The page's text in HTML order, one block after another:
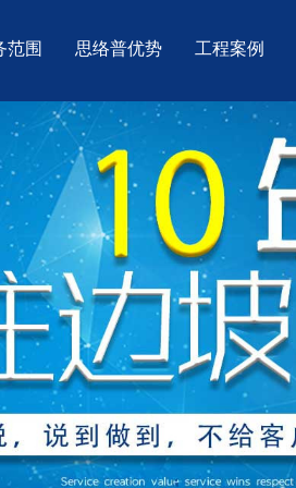
范围 思络普优势 工程案例